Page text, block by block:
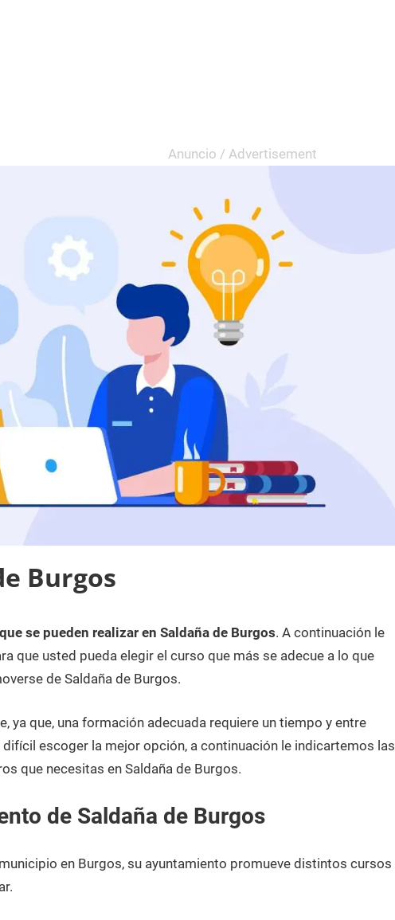
Burgos
se pueden realizar en Saldaña de Burgos. A continuación le
que usted pueda elegir el curso que más se adecue a lo que
de Saldaña de Burgos.
ya que, una formación adecuada requiere un tiempo y entre
escoger la mejor opción, a continuación le indicartemos las
que necesitas en Saldaña de Burgos.
de Saldaña de Burgos
en Burgos, su ayuntamiento promueve distintos cursos